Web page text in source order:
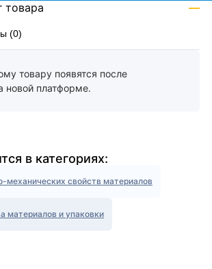
(0)
товару появятся после
новой платформе.
товара —
в категориях:
механических свойств материалов
материалов и упаковки